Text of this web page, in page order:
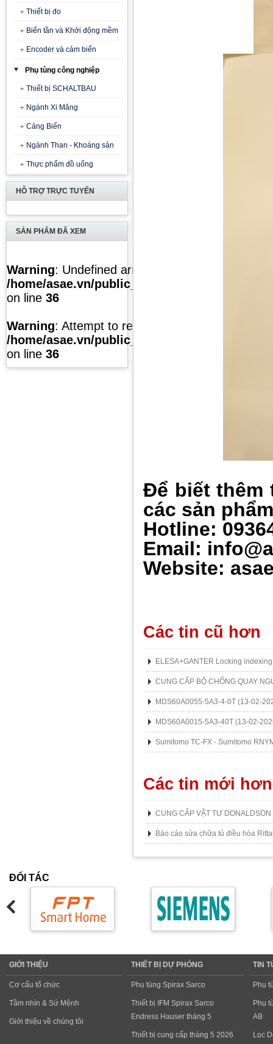
Thiết bị đo
Biến tần và Khởi động mềm
Encoder và cảm biến
Phụ tùng công nghiệp
Thiết bị SCHALTBAU
Ngành Xi Măng
Cảng Biển
Ngành Than - Khoáng sản
Thực phẩm đồ uống
HỖ TRỢ TRỰC TUYẾN
SẢN PHẨM ĐÃ XEM
Warning: Undefined array key "list" in
/home/asae.vn/public_html/temp/caches/
on line 36
Warning: Attempt to read property "value" on
/home/asae.vn/public_html/temp/caches/
on line 36
Để biết thêm
các sản phẩm
Hotline:
Email:
Website:
Các tin cũ hơn
ELESA+GANTER Locking
CUNG CẤP BỘ CHỐNG QUAY
MDS60A0055-5A3-4-0T (13-02-
MDS60A0015-5A3-40T (13-02-
Sumitomo TC-FX - Sumitomo
Các tin mới hơn
CUNG CẤP VẬT TƯ DONALDSON
Báo cáo sửa chữa tủ điều hòa
ĐỐI TÁC
GIỚI THIỆU
Cơ cấu tổ chức
Tầm nhìn & Sứ Mệnh
Giới thiệu về chúng tôi
THIẾT BỊ DỰ PHÒNG
Phụ tùng Spirax Sarco
Thiết bị IFM Spirax Sarco
Endress Hauser tháng 5
Thiết bị cung cấp tháng 5 2026
TIN
Phụ
Phụ
AB
Lọc